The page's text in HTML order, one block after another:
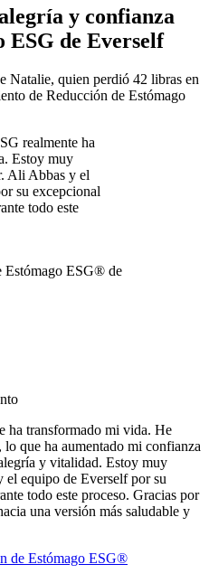
y confianza
ESG de Everself
realmente ha
Estoy muy
Ali Abbas y el
su excepcional
todo este
Estómago ESG® de
ha transformado mi vida. He
que ha aumentado mi confianza
y vitalidad. Estoy muy
equipo de Everself por su
todo este proceso. Gracias por
una versión más saludable y
de Estómago ESG®